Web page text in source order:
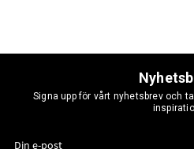
Signa upp för vårt nyhetsbrev och